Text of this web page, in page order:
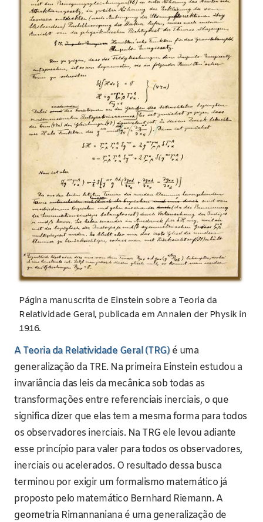
Página manuscrita de Einstein sobre a Teoria da
Relatividade Geral, publicada em Annalen der Physik in
1916.
A Teoria da Relatividade Geral (TRG)é uma
generalização da TRE. Na primeira Einstein estudou a
invariância das leis da mecânica sob todas as
transformações entre referenciais inerciais, o que
significa dizer que elas tem a mesma forma para todos
os observadores inerciais. Na TRG ele levou adiante
esse princípio para valer para todos os observadores,
inerciais ou acelerados. O resultado dessa busca
terminou por exigir um formalismo matemático já
proposto pelo matemático Bernhard Riemann. A
geometria Rimannaniana é uma generalização de